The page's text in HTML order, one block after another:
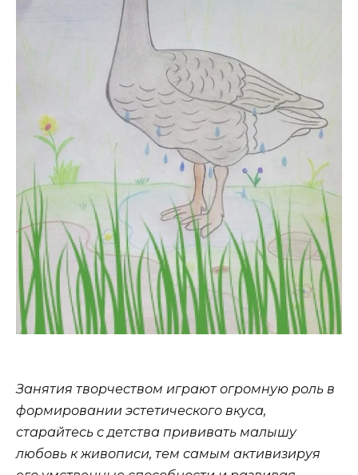
Занятия творчеством играют огромную роль в
формировании эстетического вкуса,
старайтесь с детства прививать малышу
любовь к живописи, тем самым активизируя